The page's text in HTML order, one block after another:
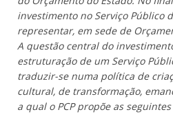
investimento no Serviço Público
representar, em sede de
A questão central do
estruturação de um Serviço
traduzir-se numa política de
cultural, de transformação,
a qual o PCP propõe as